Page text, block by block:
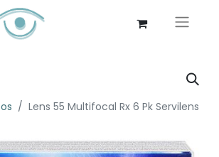
Lens 55 Multifocal Rx 6 Pk Servilens